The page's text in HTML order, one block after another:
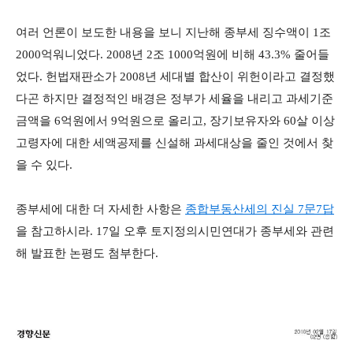
여러 언론이 보도한 내용을 보니 지난해 종부세 징수액이 1조
2000억워니었다. 2008년 2조 1000억원에 비해 43.3% 줄어들
었다. 헌법재판소가 2008년 세대별 합산이 위헌이라고 결정했
다곤 하지만 결정적인 배경은 정부가 세율을 내리고 과세기준
금액을 6억원에서 9억원으로 올리고, 장기보유자와 60살 이상
고령자에 대한 세액공제를 신설해 과세대상을 줄인 것에서 찾
을 수 있다.
종부세에 대한 더 자세한 사항은 종합부동산세의 진실 7문7답
을 참고하시라. 17일 오후 토지정의시민연대가 종부세와 관련
해 발표한 논평도 첨부한다.